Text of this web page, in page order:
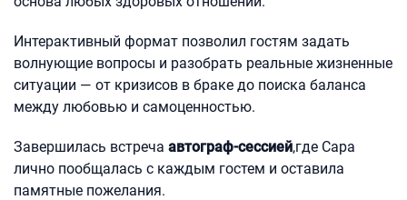
Интерактивный формат позволил гостям задать
волнующие вопросы и разобрать реальные жизненные
ситуации — от кризисов в браке до поиска баланса
между любовью и самоценностью.
Завершилась встреча автограф-сессией,где Сара
лично пообщалась с каждым гостем и оставила
памятные пожелания.